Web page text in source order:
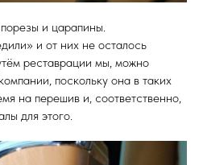
и царапины.
и от них не осталось
реставрации мы, можно
поскольку она в таких
на перешив и, соответственно,
для этого.